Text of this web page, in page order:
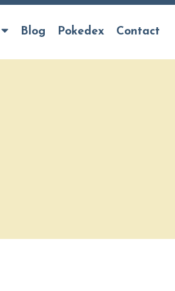
Blog Pokedex Contact